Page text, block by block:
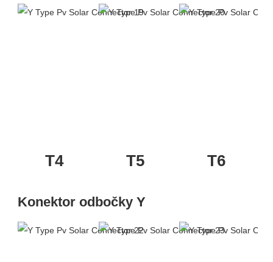
T4 T5 T6
Konektor odbočky Y